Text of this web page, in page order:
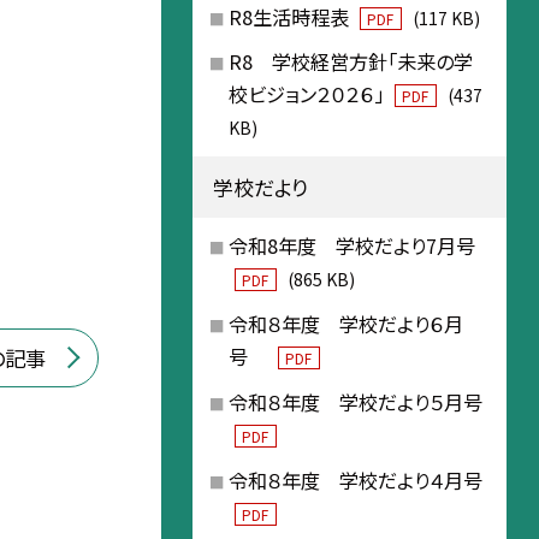
事
R8生活時程表 PDF (117 KB)
R8 学校経営方針「未来の学
校ビジョン２０２６」
PDF
(437
KB)
学校だより
令和8年度 学校だより7月号
PDF (865 KB)
令和８年度 学校だより６月
号
PDF
令和８年度 学校だより５月号
PDF
令和８年度 学校だより４月号
PDF